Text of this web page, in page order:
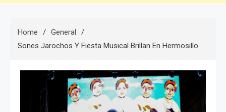
Home
General
Sones Jarochos Y Fiesta Musical Brillan En Hermosillo